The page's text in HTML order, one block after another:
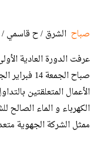
صباح الشرق / ح قاسمي
صباح
الأعمال المتعلقتين
الكهرباء و الماء
ممثل الشركة الجهوية